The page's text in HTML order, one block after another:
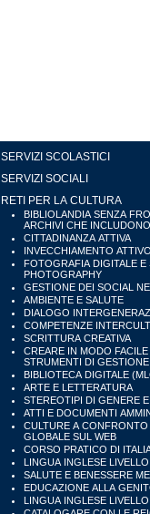
SERVIZI SCOLASTICI
SERVIZI SOCIALI
RETI PER LA CULTURA
BIBLIOLANDIA SENZA
ARCHIVI CHE INCLUDONO
CITTADINANZA ATTIVA
INVECCHIAMENTO ATTIVO
FOTOGRAFIA DIGITALE E
PHOTOGRAPHY
GESTIONE DEI SOCIAL
AMBIENTE E SALUTE
DIALOGO
COMPETENZE
SCRITTURA CREATIVA
CREARE IN MODO
STRUMENTI DI
BIBLIOTECA DIGITALE
ARTE E LETTERATURA
STEREOTIPI DI GENERE
ATTI E DOCUMENTI
CULTURE A
GLOBALE SUL WEB
CORSO PRATICO DI
LINGUA INGLESE LIVELLO
SALUTE E BENESSERE
EDUCAZIONE ALLA
LINGUA INGLESE